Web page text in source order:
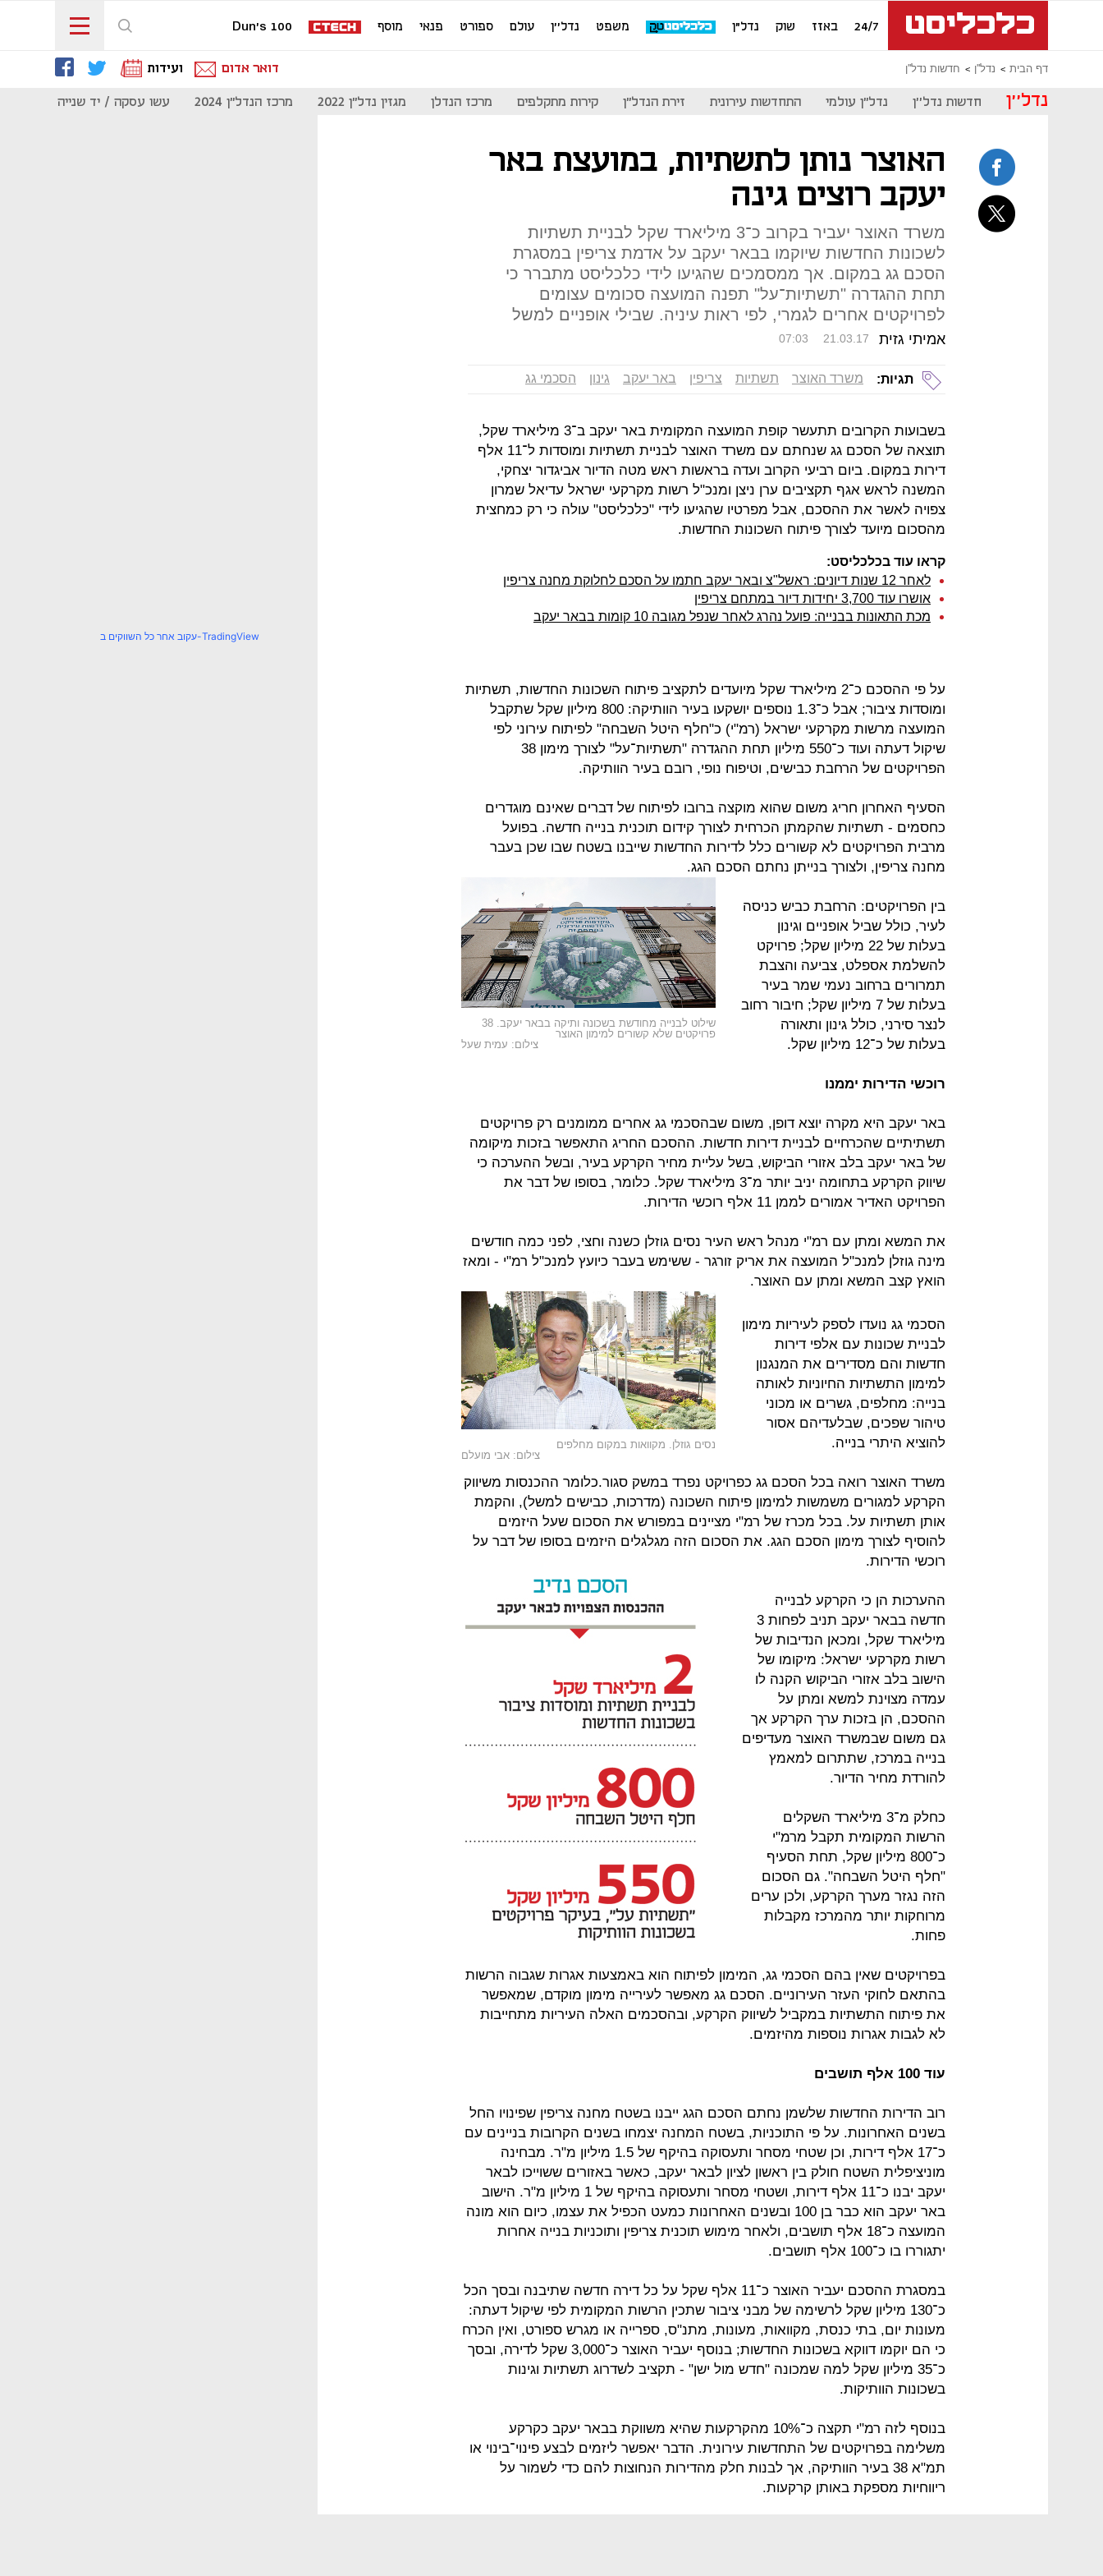
24/7 באזז שוק נדל"ן משפט נדל''ן עולם ספורט פנאי מוסף Dun's 100
דף הבית נדל''ן חדשות נדל''ן דואר אדום ועידות
נדל''ן חדשות נדל''ן נדל"ן עולמי התחדשות עירונית זירת הנדל"ן קירות מתקלפים מרכז הנדלן מגזין נדל"ן 2022 מרכז הנדל"ן 2024 עשו עסקה / יד שנייה
האוצר נותן לתשתיות, במועצת באר
יעקב רוצים גינה
משרד האוצר יעביר בקרוב כ־3 מיליארד שקל לבניית תשתיות
לשכונות החדשות שיוקמו בבאר יעקב על אדמת צריפין במסגרת
הסכם גג במקום. אך ממסמכים שהגיעו לידי כלכליסט מתברר כי
תחת ההגדרה "תשתיות־על" תפנה המועצה סכומים עצומים
לפרויקטים אחרים לגמרי, לפי ראות עיניה. שבילי אופניים למשל
אמיתי גזית 07:03 21.03.17
תגיות: משרד האוצר תשתיות צריפין באר יעקב גינון הסכמי גג
בשבועות הקרובים תתעשר קופת המועצה המקומית באר יעקב ב־3 מיליארד שקל,
תוצאה של הסכם גג שנחתם עם משרד האוצר לבניית תשתיות ומוסדות ל־11 אלף
דירות במקום. ביום רביעי הקרוב ועדה בראשות ראש מטה הדיור אביגדור יצחקי,
המשנה לראש אגף תקציבים ערן ניצן ומנכ"ל רשות מקרקעי ישראל עדיאל שמרון
צפויה לאשר את ההסכם, אבל מפרטיו שהגיעו לידי "כלכליסט" עולה כי רק כמחצית
מהסכום מיועד לצורך פיתוח השכונות החדשות.
קראו עוד בכלכליסט:
לאחר 12 שנות דיונים: ראשל"צ ובאר יעקב חתמו על הסכם לחלוקת מחנה צריפין
אושרו עוד 3,700 יחידות דיור במתחם צריפין
מכת התאונות בבנייה: פועל נהרג לאחר שנפל מגובה 10 קומות בבאר יעקב
על פי ההסכם כ־2 מיליארד שקל מיועדים לתקציב פיתוח השכונות החדשות, תשתיות
ומוסדות ציבור; אבל כ־1.3 נוספים יושקעו בעיר הוותיקה: 800 מיליון שקל שתקבל
המועצה מרשות מקרקעי ישראל (רמ"י) כ"חלף היטל השבחה" לפיתוח עירוני לפי
שיקול דעתה ועוד כ־550 מיליון תחת ההגדרה "תשתיות־על" לצורך מימון 38
הפרויקטים של הרחבת כבישים, וטיפוח נופי, רובם בעיר הוותיקה.
הסעיף האחרון חריג משום שהוא מוקצה ברובו לפיתוח של דברים שאינם מוגדרים
כחסמים - תשתיות שהקמתן הכרחית לצורך קידום תוכנית בנייה חדשה. בפועל
מרבית הפרויקטים לא קשורים כלל לדירות החדשות שייבנו בשטח שבו שכן בעבר
מחנה צריפין, ולצורך בנייתן נחתם הסכם הגג.
שילוט לבנייה מחודשת בשכונה ותיקה בבאר יעקב. 38
פרויקטים שלא קשורים למימון האוצר
צילום: עמית שעל
בין הפרויקטים: הרחבת כביש כניסה
לעיר, כולל שביל אופניים וגינון
בעלות של 22 מיליון שקל; פרויקט
להשלמת אספלט, צביעה והצבת
תמרורים ברחוב נעמי שמר בעיר
בעלות של 7 מיליון שקל; חיבור רחוב
לנצר סירני, כולל גינון ותאורה
בעלות של כ־12 מיליון שקל.
רוכשי הדירות יממנו
באר יעקב היא מקרה יוצא דופן, משום שבהסכמי גג אחרים ממומנים רק פרויקטים
תשתיתיים שהכרחיים לבניית דירות חדשות. ההסכם החריג התאפשר בזכות מיקומה
של באר יעקב בלב אזורי הביקוש, בשל עליית מחיר הקרקע בעיר, ובשל ההערכה כי
שיווק הקרקע בתחומה יניב יותר מ־3 מיליארד שקל. כלומר, בסופו של דבר את
הפרויקט האדיר אמורים לממן 11 אלף רוכשי הדירות.
את המשא ומתן עם רמ"י מנהל ראש העיר נסים גוזלן כשנה וחצי, לפני כמה חודשים
מינה גוזלן למנכ"ל המועצה את אריק זורגר - ששימש בעבר כיועץ למנכ"ל רמ"י - ומאז
הואץ קצב המשא ומתן עם האוצר.
נסים גוזלן. מקוואות במקום מחלפים
צילום: אבי מועלם
הסכמי גג נועדו לספק לעיריות מימון
לבניית שכונות עם אלפי דירות
חדשות והם מסדירים את המנגנון
למימון התשתיות החיוניות לאותה
בנייה: מחלפים, גשרים או מכוני
טיהור שפכים, שבלעדיהם אסור
להוציא היתרי בנייה.
משרד האוצר רואה בכל הסכם גג כפרויקט נפרד במשק סגור.כלומר ההכנסות משיווק
הקרקע למגורים משמשות למימון פיתוח השכונה (מדרכות, כבישים למשל), והקמת
אותן תשתיות על. בכל מכרז של רמ"י מציינים במפורש את הסכום שעל היזמים
להוסיף לצורך מימון הסכם הגג. את הסכום הזה מגלגלים היזמים בסופו של דבר על
רוכשי הדירות.
ההערכות הן כי הקרקע לבנייה
חדשה בבאר יעקב תניב לפחות 3
מיליארד שקל, ומכאן הנדיבות של
רשות מקרקעי ישראל: מיקומו של
הישוב בלב אזורי הביקוש הקנה לו
עמדה מצוינת למשא ומתן על
ההסכם, הן בזכות ערך הקרקע אך
גם משום שבמשרד האוצר מעדיפים
בנייה במרכז, שתתרום למאמץ
להורדת מחיר הדיור.
כחלק מ־3 מיליארד השקלים
הרשות המקומית תקבל מרמ"י
כ־800 מיליון שקל, תחת הסעיף
"חלף היטל השבחה". גם הסכום
הזה נגזר מערך הקרקע, ולכן ערים
מרוחקות יותר מהמרכז מקבלות
פחות.
בפרויקטים שאין בהם הסכמי גג, המימון לפיתוח הוא באמצעות אגרות שגבוה הרשות
בהתאם לחוקי העזר העירוניים. הסכם גג מאפשר לעירייה מימון מוקדם, שמאפשר
את פיתוח התשתיות במקביל לשיווק הקרקע, ובהסכמים האלה העיריות מתחייבות
לא לגבות אגרות נוספות מהיזמים.
עוד 100 אלף תושבים
רוב הדירות החדשות שלשמן נחתם הסכם הגג ייבנו בשטח מחנה צריפין שפינויו החל
בשנים האחרונות. על פי התוכניות, בשטח המחנה יצמחו בשנים הקרובות בניינים עם
כ־17 אלף דירות, וכן שטחי מסחר ותעסוקה בהיקף של 1.5 מיליון מ"ר. מבחינה
מוניציפלית השטח חולק בין ראשון לציון לבאר יעקב, כאשר באזורים ששוייכו לבאר
יעקב יבנו כ־11 אלף דירות, ושטחי מסחר ותעסוקה בהיקף של 1 מיליון מ"ר. הישוב
באר יעקב הוא כבר בן 100 ובשנים האחרונות כמעט הכפיל את עצמו, כיום הוא מונה
המועצה כ־18 אלף תושבים, ולאחר מימוש תוכנית צריפין ותוכניות בנייה אחרות
יתגוררו בו כ־100 אלף תושבים.
במסגרת ההסכם יעביר האוצר כ־11 אלף שקל על כל דירה חדשה שתיבנה ובסך הכל
כ־130 מיליון שקל לרשימה של מבני ציבור שתכין הרשות המקומית לפי שיקול דעתה:
מעונות יום, בתי כנסת, מקוואות, מעונות, מתנ"ס, ספרייה או מגרש ספורט, ואין הכרח
כי הם יוקמו דווקא בשכונות החדשות; בנוסף יעביר האוצר כ־3,000 שקל לדירה, ובסך
כ־35 מיליון שקל למה שמכונה "חדש מול ישן" - תקציב לשדרוג תשתיות וגינות
בשכונות הוותיקות.
בנוסף לזה רמ"י תקצה כ־10% מהקרקעות שהיא משווקת בבאר יעקב כקרקע
משלימה בפרויקטים של התחדשות עירונית. הדבר יאפשר ליזמים לבצע פינוי־בינוי או
תמ"א 38 בעיר הוותיקה, אך לבנות חלק מהדירות הנחוצות להם כדי לשמור על
ריווחיות מספקת באותן קרקעות.
עקוב אחר כל השווקים ב-TradingView